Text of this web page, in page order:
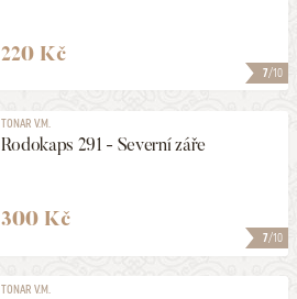
7/10
220 Kč
7/10
TONAR V.M.
Rodokaps 291 - Severní záře
300 Kč
TONAR V.M.